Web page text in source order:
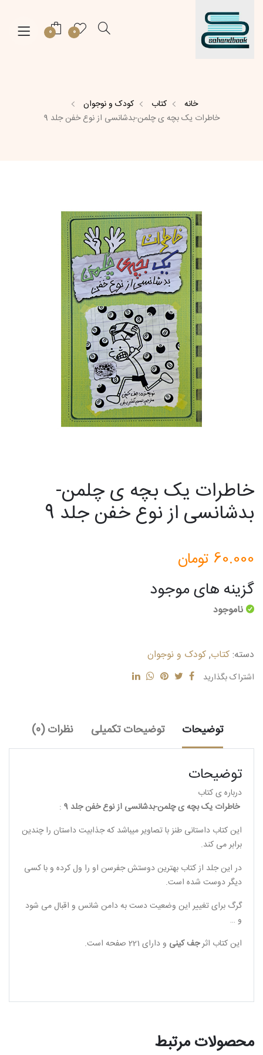
0
0
خانه کتاب
کودک و نوجوان
خاطرات یک بچه ی چلمن-بدشانسی از نوع خفن جلد 9
خاطرات یک بچه ی چلمن-
بدشانسی از نوع خفن جلد 9
60.000 تومان
گزینه های موجود
ناموجود
دسته:کتاب,کودک و نوجوان
اشتراک بگذارید
توضیحات توضیحات تکمیلی نظرات (0)
توضیحات
درباره ی کتاب
خاطرات یک بچه ی چلمن-بدشانسی از نوع خفن جلد 9
:
این کتاب داستانی طنز با تصاویر میباشد که جذابیت داستان را چندین
برابر می کند.
در این جلد از کتاب بهترین دوستش جفرسن او را ول کرده و با کسی
دیگر دوست شده است.
گرگ برای تغییر این وضعیت دست به دامن شانس و اقبال می شود
و …
این کتاب اثرجف کینی و دارای 221 صفحه است.
محصولات مرتبط